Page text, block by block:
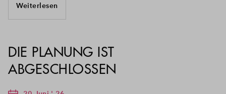
Weiterlesen
DIE PLANUNG IST
ABGESCHLOSSEN